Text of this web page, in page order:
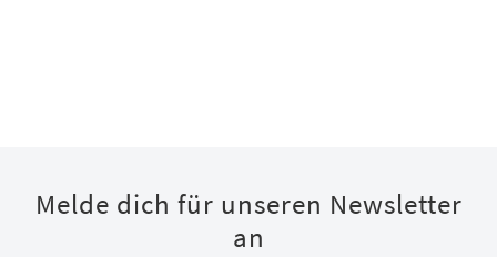
Melde dich für unseren Newsletter
an